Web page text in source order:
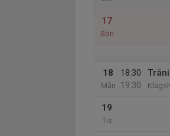
17
Sön
18
Mån
18:30
19:30
19
Tis